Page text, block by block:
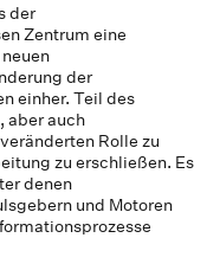
der
Zentrum eine
der
einher. Teil des
aber auch
Rolle zu
zu erschließen. Es
denen
und Motoren